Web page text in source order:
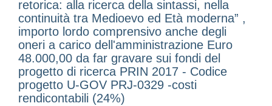
retorica: alla ricerca della sintassi, nella
continuità tra Medioevo ed Età moderna” ,
importo lordo comprensivo anche degli
oneri a carico dell'amministrazione Euro
48.000,00 da far gravare sui fondi del
progetto di ricerca PRIN 2017 - Codice
progetto U-GOV PRJ-0329 -costi
rendicontabili (24%)